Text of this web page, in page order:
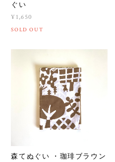
ぐい
¥1,650
SOLD OUT
森てぬぐい ・珈琲ブラウン